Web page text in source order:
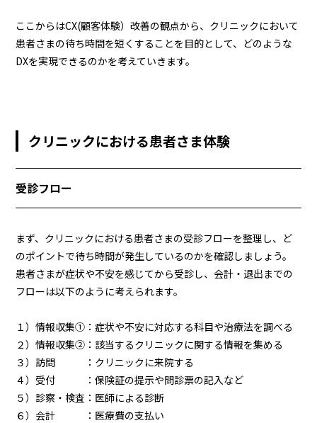
ここからはCX(顧客体験）改善の観点から、クリニックにおいて
患者さまの待ち時間を短くすることを目的として、どのような
DXを実現できるのかを考えていきます。
クリニックにおける患者さま体験
受診フロー
まず、クリニックにおける患者さまの受診フローを整理し、ど
のポイントで待ち時間が発生しているのかを確認しましょう。
患者さまが症状や不安を感じてから受診し、会計・退出までの
フローは以下のように考えられます。
１）情報収集①：症状や不安に対応する科目や治療法を調べる
２）情報収集②：該当するクリニックに関する情報を集める
３）訪問 ：クリニックに来院する
４）受付 ：保険証の提示や問診票の記入など
５）診察・検査：医師による診断
６）会計 ：医療費の支払い